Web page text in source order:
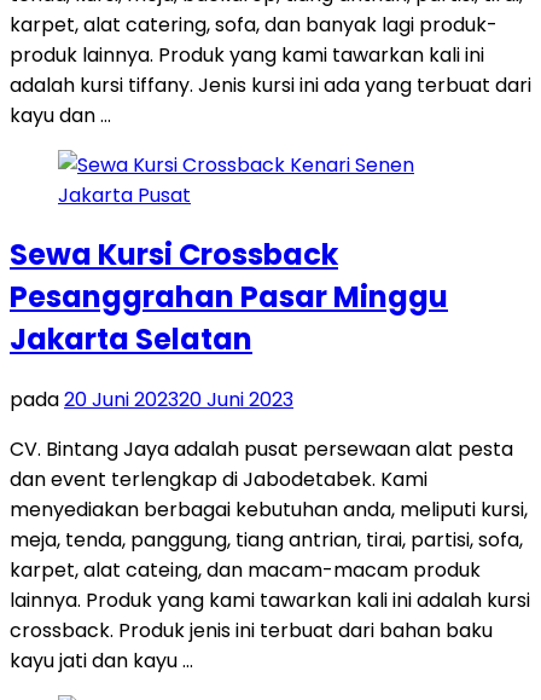
karpet, alat catering, sofa, dan banyak lagi produk-
produk lainnya. Produk yang kami tawarkan kali ini
adalah kursi tiffany. Jenis kursi ini ada yang terbuat dari
kayu dan …
Sewa Kursi Crossback
Pesanggrahan Pasar Minggu
Jakarta Selatan
pada20 Juni 202320 Juni 2023
CV. Bintang Jaya adalah pusat persewaan alat pesta
dan event terlengkap di Jabodetabek. Kami
menyediakan berbagai kebutuhan anda, meliputi kursi,
meja, tenda, panggung, tiang antrian, tirai, partisi, sofa,
karpet, alat cateing, dan macam-macam produk
lainnya. Produk yang kami tawarkan kali ini adalah kursi
crossback. Produk jenis ini terbuat dari bahan baku
kayu jati dan kayu …